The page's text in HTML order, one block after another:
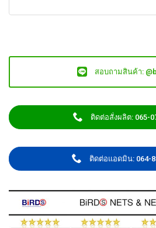
สอบถามสินค้า:
ติดต่อสั่งผลิต: 065-
ติดต่อแอดมิน: 064-